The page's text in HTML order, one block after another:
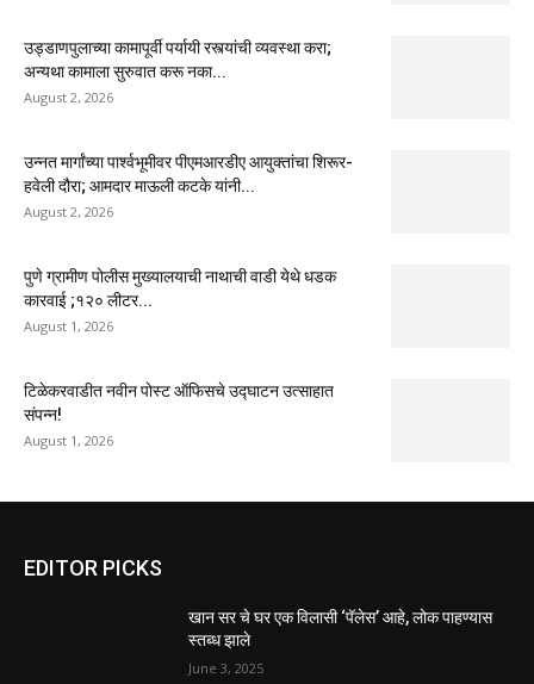
उड्डाणपुलाच्या कामापूर्वी पर्यायी रस्त्यांची व्यवस्था करा;
अन्यथा कामाला सुरुवात करू नका...
August 2, 2026
उन्नत मार्गांच्या पार्श्वभूमीवर पीएमआरडीए आयुक्तांचा शिरूर-
हवेली दौरा; आमदार माऊली कटके यांनी...
August 2, 2026
पुणे ग्रामीण पोलीस मुख्यालयाची नाथाची वाडी येथे धडक
कारवाई ;१२० लीटर...
August 1, 2026
टिळेकरवाडीत नवीन पोस्ट ऑफिसचे उद्घाटन उत्साहात
संपन्न!
August 1, 2026
EDITOR PICKS
खान सर चे घर एक विलासी ‘पॅलेस’ आहे, लोक पाहण्यास
स्तब्ध झाले
June 3, 2025